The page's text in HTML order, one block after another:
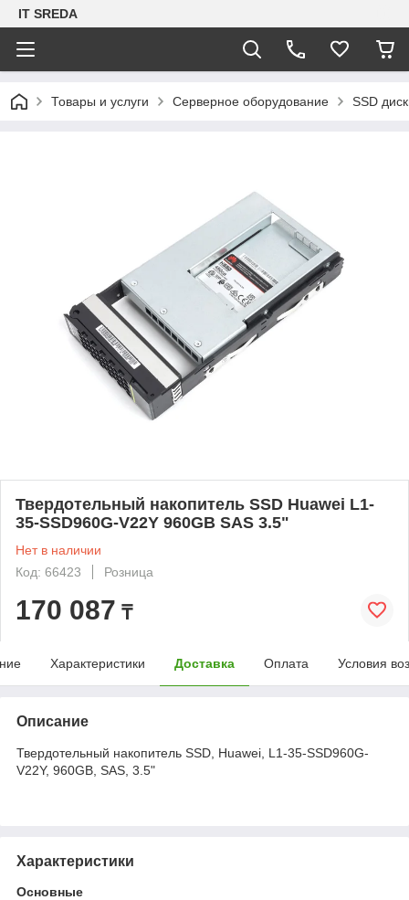
IT SREDA
Товары и услуги Серверное оборудование SSD
Твердотельный накопитель SSD Huawei L1-
35-SSD960G-V22Y 960GB SAS 3.5"
Нет в наличии
Код: 66423
Розница
170 087 ₸
Характеристики Доставка Оплата Условия
Описание
Твердотельный накопитель SSD, Huawei, L1-35-SSD960G-
V22Y, 960GB, SAS, 3.5"
Характеристики
Основные